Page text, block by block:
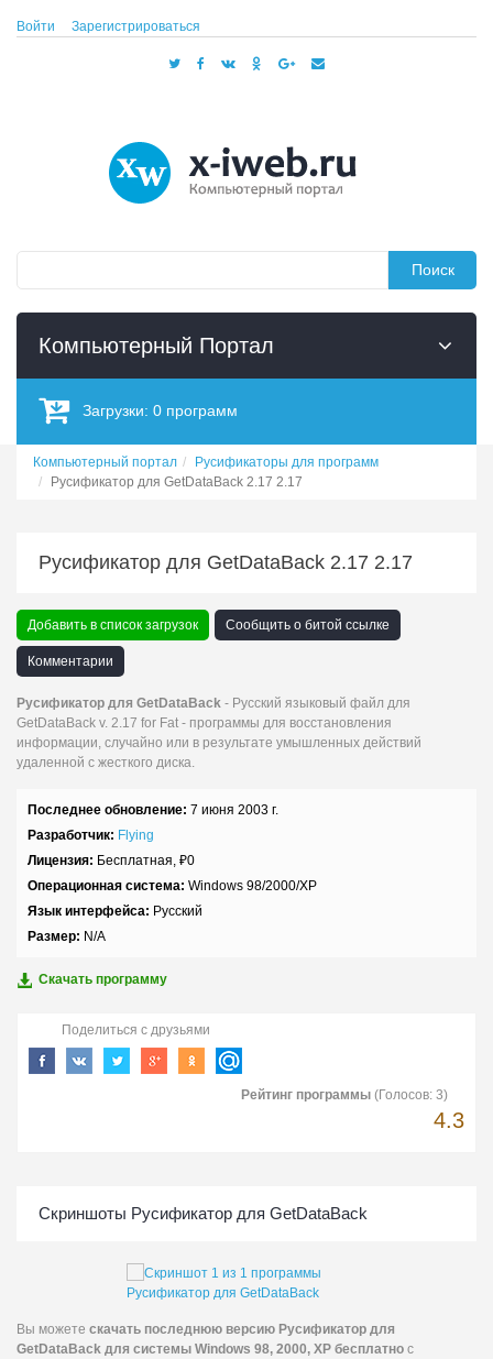
Войти Зарегистрироваться
Поиск
Компьютерный Портал
Загрузки: 0 программ
Компьютерный портал
Русификаторы для программ
Русификатор для GetDataBack 2.17 2.17
Русификатор для GetDataBack 2.17 2.17
Добавить в список загрузок Сообщить о битой ссылке
Комментарии
Русификатор для GetDataBack - Русский языковый файл для
GetDataBack v. 2.17 for Fat - программы для восстановления
информации, случайно или в результате умышленных действий
удаленной с жесткого диска.
Последнее обновление: 7 июня 2003 г.
Разработчик: Flying
Лицензия: Бесплатная, ₽0
Операционная система: Windows 98/2000/XP
Язык интерфейса: Русский
Размер: N/A
Скачать программу
Поделиться с друзьями
Рейтинг программы (Голосов: 3)
4.3
Скриншоты Русификатор для GetDataBack
Вы можете скачать последнюю версию Русификатор для
GetDataBack для системы Windows 98, 2000, XP бесплатно с